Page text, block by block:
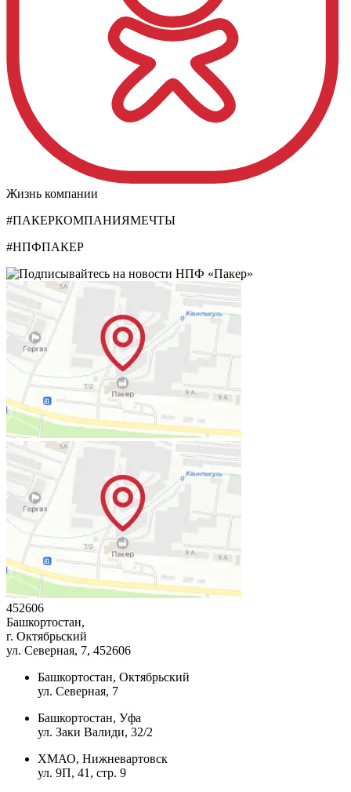
Жизнь компании
#ПАКЕРКОМПАНИЯМЕЧТЫ
#НПФПАКЕР
452606
Башкортостан,
г. Октябрьский
ул. Северная, 7, 452606
Башкортостан, Октябрьский
ул. Северная, 7
Башкортостан, Уфа
ул. Заки Валиди, 32/2
ХМАО, Нижневартовск
ул. 9П, 41, стр. 9